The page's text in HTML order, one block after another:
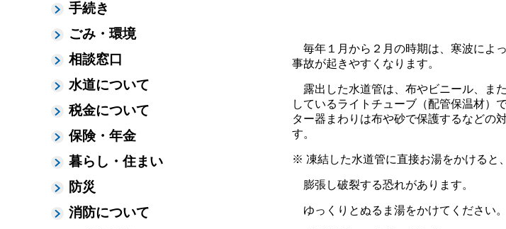
手続き
ごみ・環境
相談窓口
水道について
税金について
保険・年金
暮らし・住まい
防災
消防について
毎年１月から２月の時期は、寒波によ
事故が起きやすくなります。
露出した水道管は、布やビニール、ま
しているライトチューブ（配管保温材）
ター器まわりは布や砂で保護するなどの
す。
※ 凍結した水道管に直接お湯をかけると
膨張し破裂する恐れがあります。
ゆっくりとぬるま湯をかけてください。